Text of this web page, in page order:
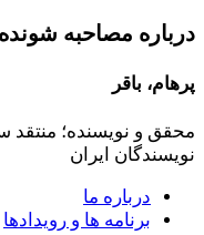
درباره مصاحبه شونده
پرهام، باقر
محقق و نویسنده؛
نویسندگان ایران
درباره ما
برنامه ها و رویدادها